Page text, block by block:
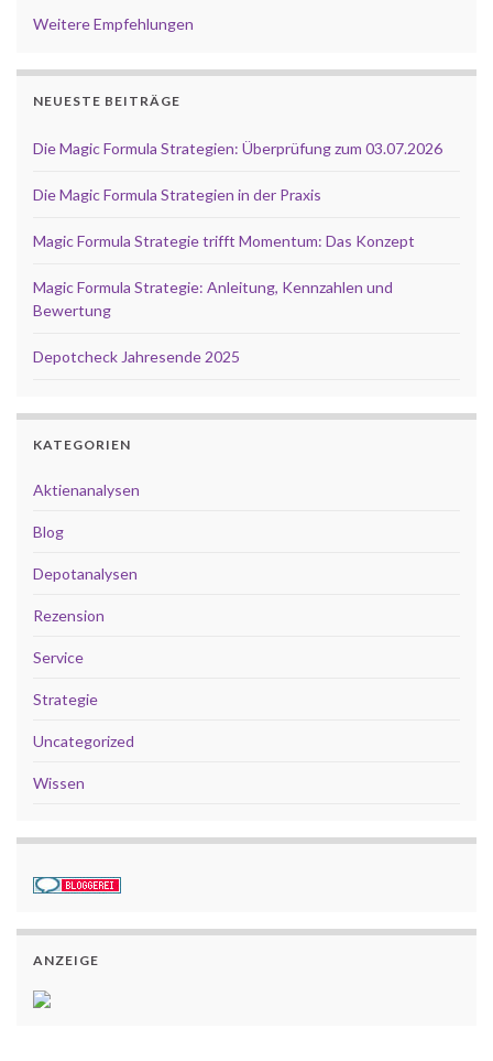
Weitere Empfehlungen
NEUESTE BEITRÄGE
Die Magic Formula Strategien: Überprüfung zum 03.07.2026
Die Magic Formula Strategien in der Praxis
Magic Formula Strategie trifft Momentum: Das Konzept
Magic Formula Strategie: Anleitung, Kennzahlen und
Bewertung
Depotcheck Jahresende 2025
KATEGORIEN
Aktienanalysen
Blog
Depotanalysen
Rezension
Service
Strategie
Uncategorized
Wissen
ANZEIGE